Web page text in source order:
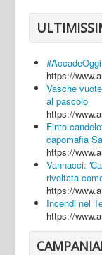
Caserta
Napoli
Salerno
Login
#AccadeOggi
https://
Vasche
al pascolo
https://
Finto
capomafia
https://
Vannacci:
rivoltata
https://
Incendi nel
https://